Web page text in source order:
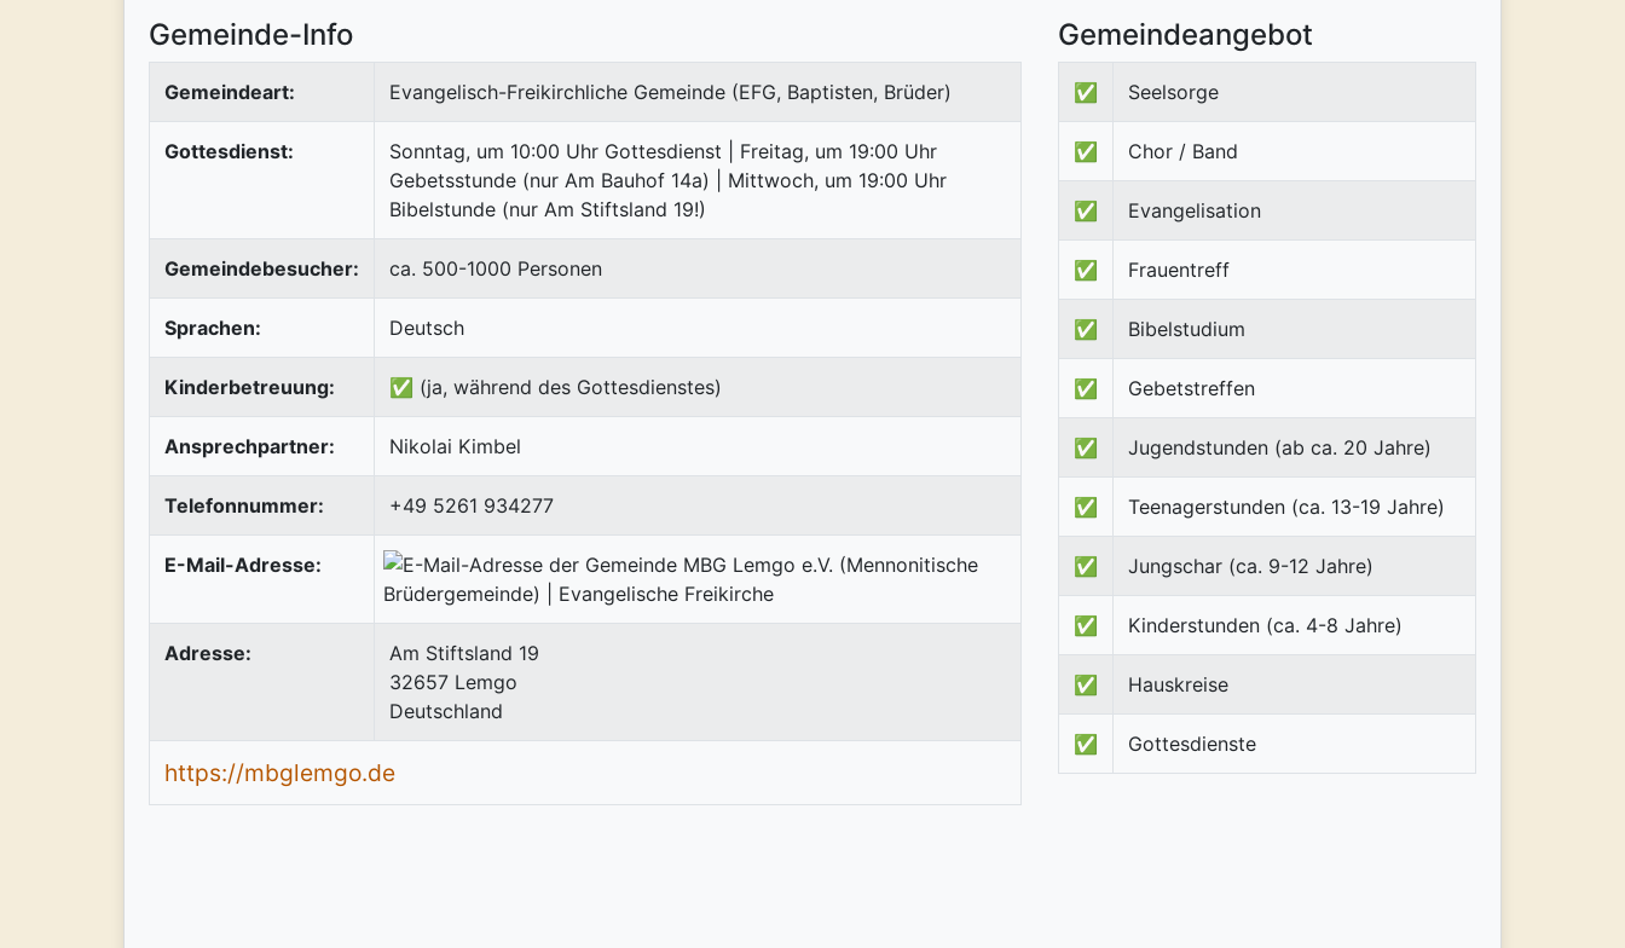
Gemeinde-Info
Gemeindeart: Evangelisch-Freikirchliche Gemeinde (EFG, Baptisten, Brüder)
Gottesdienst:
Sonntag, um 10:00 Uhr Gottesdienst | Freitag, um 19:00 Uhr
Gebetsstunde (nur Am Bauhof 14a) | Mittwoch, um 19:00 Uhr
Bibelstunde (nur Am Stiftsland 19!)
Gemeindebesucher: ca. 500-1000 Personen
Sprachen: Deutsch
Kinderbetreuung: ✅ (ja, während des Gottesdienstes)
Ansprechpartner: Nikolai Kimbel
Telefonnummer: +49 5261 934277
E-Mail-Adresse:
Adresse:
Am Stiftsland 19
32657 Lemgo
Deutschland
https://mbglemgo.de
Gemeindeangebot
✅ Seelsorge
✅ Chor / Band
✅ Evangelisation
✅ Frauentreff
✅ Bibelstudium
✅ Gebetstreffen
✅ Jugendstunden (ab ca. 20 Jahre)
✅ Teenagerstunden (ca. 13-19 Jahre)
✅ Jungschar (ca. 9-12 Jahre)
✅ Kinderstunden (ca. 4-8 Jahre)
✅ Hauskreise
✅ Gottesdienste